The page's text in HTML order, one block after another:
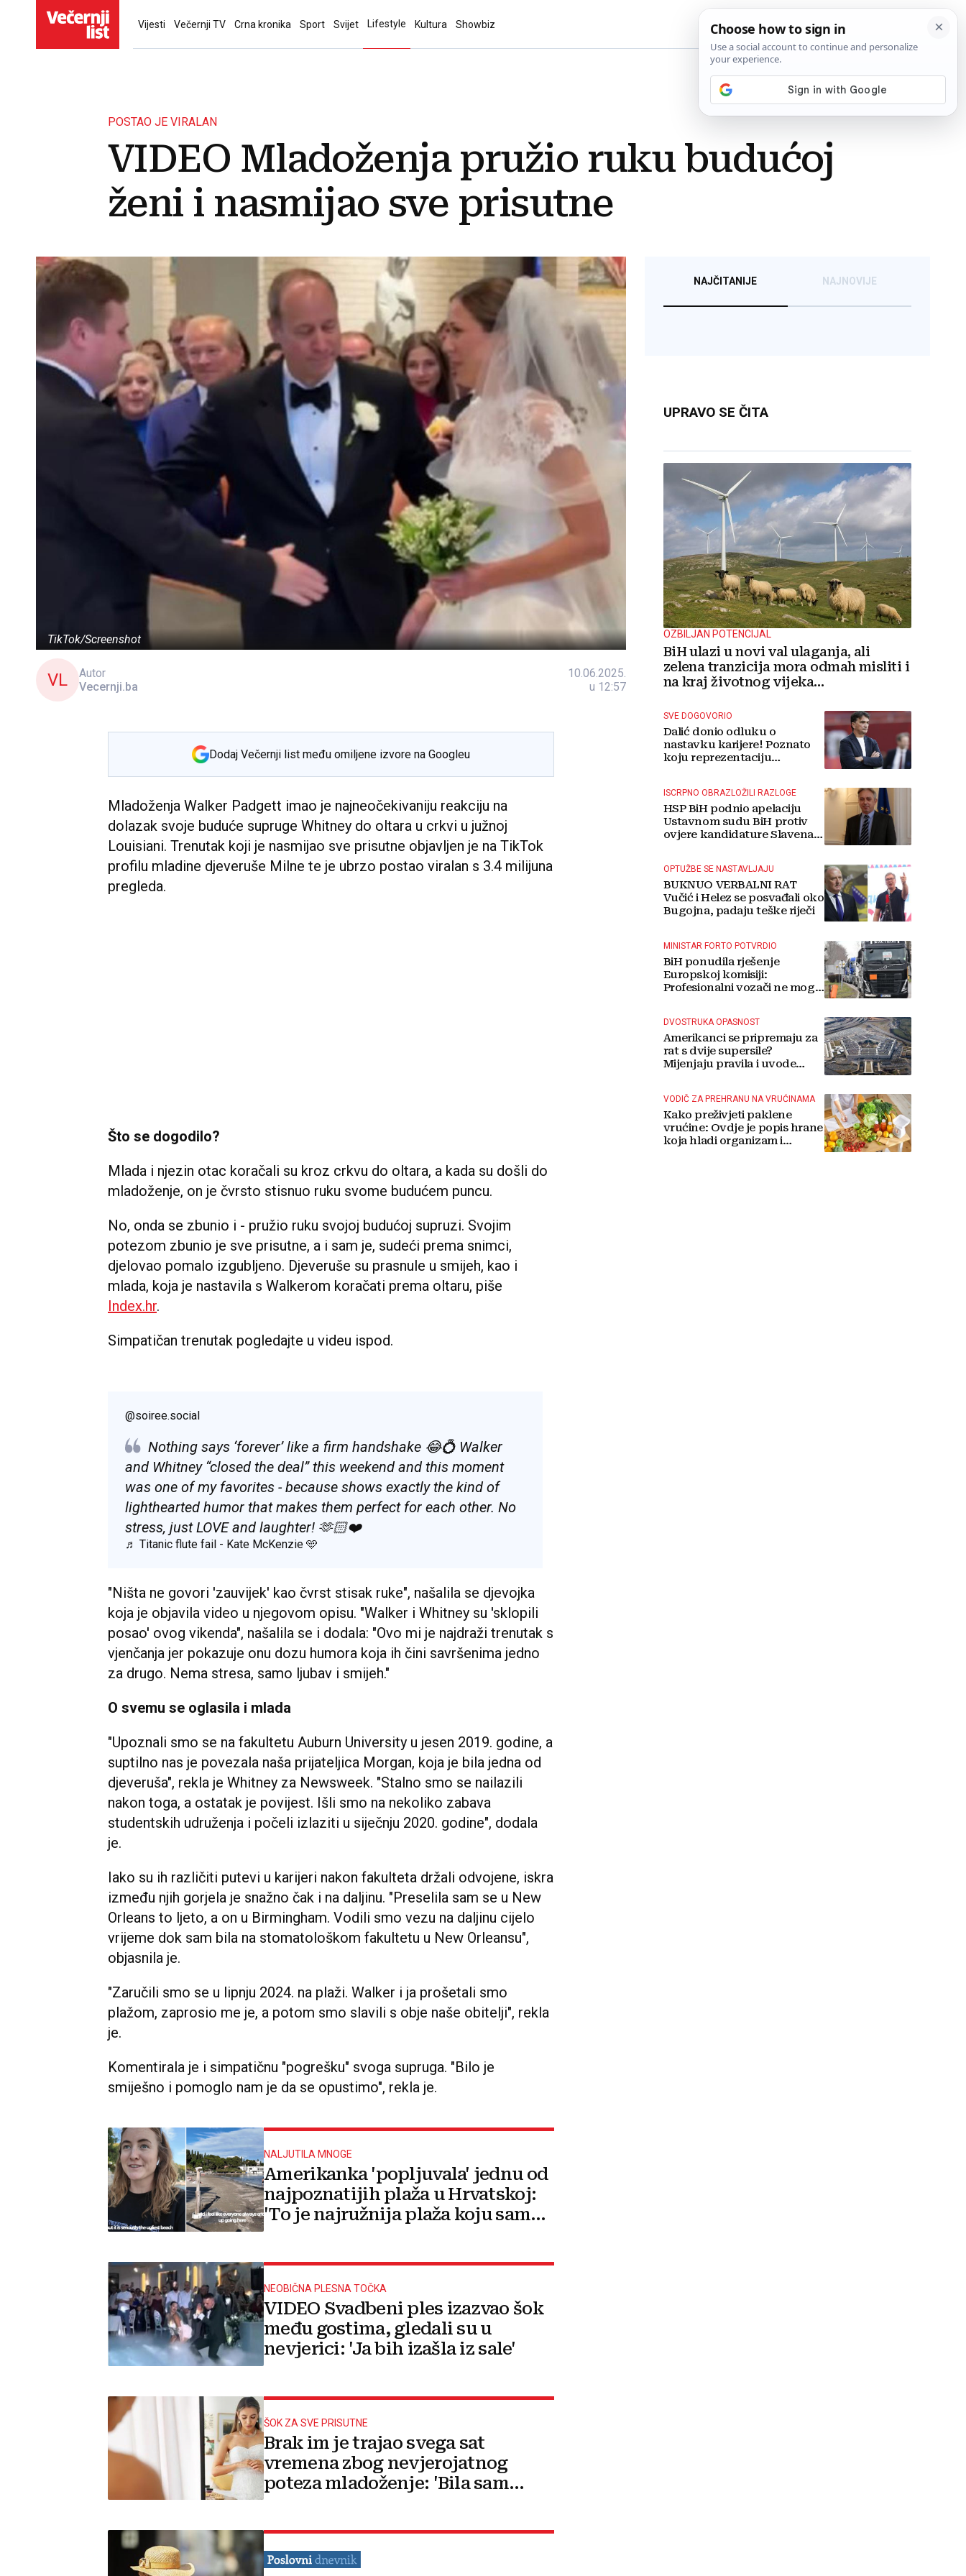
Vijesti Večernji TV Crna kronika Sport Svijet Lifestyle Kultura Showbiz
POSTAO JE VIRALAN
VIDEO Mladoženja pružio ruku budućoj
ženi i nasmijao sve prisutne
TikTok/Screenshot
VL
Autor
Vecernji.ba
10.06.2025.
u 12:57
Dodaj Večernji list među omiljene izvore na Googleu
Mladoženja Walker Padgett imao je najneočekivaniju reakciju na
dolazak svoje buduće supruge Whitney do oltara u crkvi u južnoj
Louisiani. Trenutak koji je nasmijao sve prisutne objavljen je na TikTok
profilu mladine djeveruše Milne te je ubrzo postao viralan s 3.4 milijuna
pregleda.
Što se dogodilo?
Mlada i njezin otac koračali su kroz crkvu do oltara, a kada su došli do
mladoženje, on je čvrsto stisnuo ruku svome budućem puncu.
No, onda se zbunio i - pružio ruku svojoj budućoj supruzi. Svojim
potezom zbunio je sve prisutne, a i sam je, sudeći prema snimci,
djelovao pomalo izgubljeno. Djeveruše su prasnule u smijeh, kao i
mlada, koja je nastavila s Walkerom koračati prema oltaru, piše
Index.hr.
Simpatičan trenutak pogledajte u videu ispod.
@soiree.social
Nothing says ‘forever’ like a firm handshake 😂💍 Walker
and Whitney “closed the deal” this weekend and this moment
was one of my favorites - because shows exactly the kind of
lighthearted humor that makes them perfect for each other. No
stress, just LOVE and laughter! 🫶🏻❤️
♬ Titanic flute fail - Kate McKenzie 🩵
"Ništa ne govori 'zauvijek' kao čvrst stisak ruke", našalila se djevojka
koja je objavila video u njegovom opisu. "Walker i Whitney su 'sklopili
posao' ovog vikenda", našalila se i dodala: "Ovo mi je najdraži trenutak s
vjenčanja jer pokazuje onu dozu humora koja ih čini savršenima jedno
za drugo. Nema stresa, samo ljubav i smijeh."
O svemu se oglasila i mlada
"Upoznali smo se na fakultetu Auburn University u jesen 2019. godine, a
suptilno nas je povezala naša prijateljica Morgan, koja je bila jedna od
djeveruša", rekla je Whitney za Newsweek. "Stalno smo se nailazili
nakon toga, a ostatak je povijest. Išli smo na nekoliko zabava
studentskih udruženja i počeli izlaziti u siječnju 2020. godine", dodala
je.
Iako su ih različiti putevi u karijeri nakon fakulteta držali odvojene, iskra
između njih gorjela je snažno čak i na daljinu. "Preselila sam se u New
Orleans to ljeto, a on u Birmingham. Vodili smo vezu na daljinu cijelo
vrijeme dok sam bila na stomatološkom fakultetu u New Orleansu",
objasnila je.
"Zaručili smo se u lipnju 2024. na plaži. Walker i ja prošetali smo
plažom, zaprosio me je, a potom smo slavili s obje naše obitelji", rekla
je.
Komentirala je i simpatičnu "pogrešku" svoga supruga. "Bilo je
smiješno i pomoglo nam je da se opustimo", rekla je.
NALJUTILA MNOGE
Amerikanka 'popljuvala' jednu od
najpoznatijih plaža u Hrvatskoj:
'To je najružnija plaža koju sam
NEOBIČNA PLESNA TOČKA
VIDEO Svadbeni ples izazvao šok
među gostima, gledali su u
nevjerici: 'Ja bih izašla iz sale'
ŠOK ZA SVE PRISUTNE
Brak im je trajao svega sat
vremena zbog nevjerojatnog
poteza mladoženje: 'Bila sam
NAJČITANIJE NAJNOVIJE
UPRAVO SE ČITA
OZBILJAN POTENCIJAL
BiH ulazi u novi val ulaganja, ali
zelena tranzicija mora odmah misliti i
na kraj životnog vijeka
SVE DOGOVORIO
Dalić donio odluku o
nastavku karijere! Poznato
koju reprezentaciju
ISCRPNO OBRAZLOŽILI RAZLOGE
HSP BiH podnio apelaciju
Ustavnom sudu BiH protiv
ovjere kandidature Slavena
OPTUŽBE SE NASTAVLJAJU
BUKNUO VERBALNI RAT
Vučić i Helez se posvađali oko
Bugojna, padaju teške riječi
MINISTAR FORTO POTVRDIO
BiH ponudila rješenje
Europskoj komisiji:
Profesionalni vozači ne mogu
DVOSTRUKA OPASNOST
Amerikanci se pripremaju za
rat s dvije supersile?
Mijenjaju pravila i uvode
VODIČ ZA PREHRANU NA VRUĆINAMA
Kako preživjeti paklene
vrućine: Ovdje je popis hrane
koja hladi organizam i